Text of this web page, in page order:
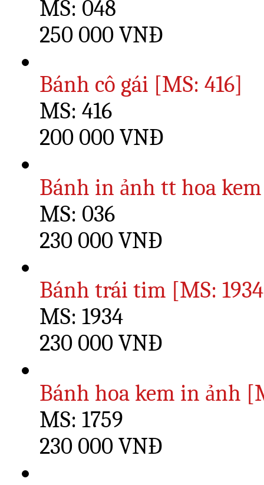
MS: 048
250 000 VNĐ
Bánh cô gái [MS: 416]
MS: 416
200 000 VNĐ
Bánh in ảnh tt hoa
MS: 036
230 000 VNĐ
Bánh trái tim [MS:
MS: 1934
230 000 VNĐ
Bánh hoa kem in ảnh
MS: 1759
230 000 VNĐ